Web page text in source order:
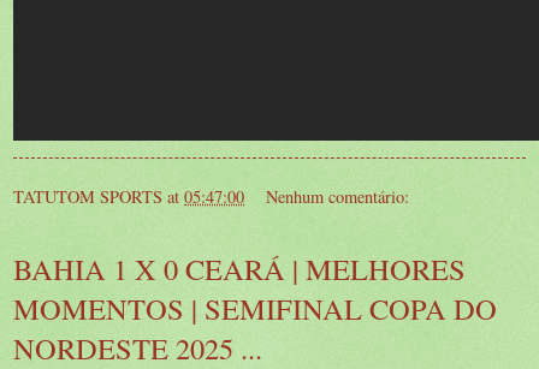
TATUTOM SPORTS at 05:47:00 Nenhum comentário:
BAHIA 1 X 0 CEARÁ | MELHORES
MOMENTOS | SEMIFINAL COPA DO
NORDESTE 2025 ...